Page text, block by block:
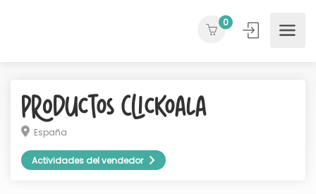
0
Productos ClicKoala
España
Actividades del vendedor